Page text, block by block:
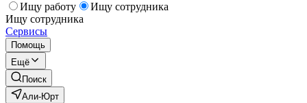
Ищу работу
Ищу сотрудника
Ищу сотрудника
Сервисы
Помощь
Ещё
Поиск
Али-Юрт